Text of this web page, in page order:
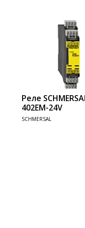
Реле
402EM-24V
SCHMERSAL